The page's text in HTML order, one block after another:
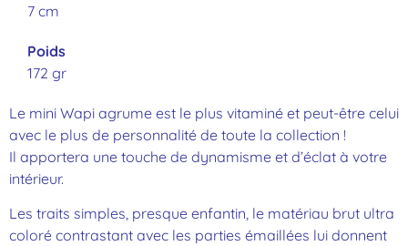
7 cm
Poids
172 gr
Le mini Wapi agrume est le plus vitaminé et peut-être celui
avec le plus de personnalité de toute la collection !
Il apportera une touche de dynamisme et d’éclat à votre
intérieur.
Les traits simples, presque enfantin, le matériau brut ultra
coloré contrastant avec les parties émaillées lui donnent